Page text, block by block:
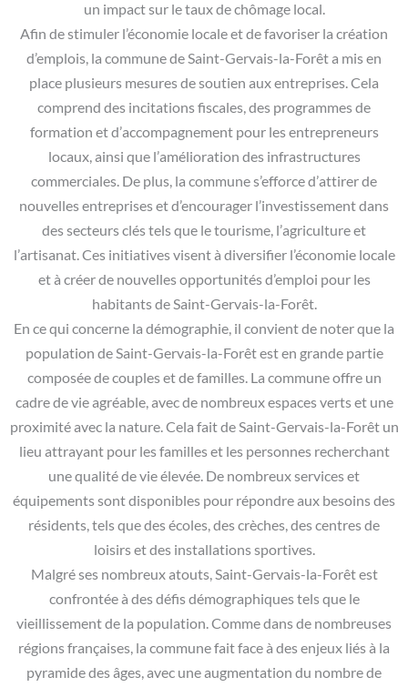
un impact sur le taux de chômage local.
Afin de stimuler l’économie locale et de favoriser la création
d’emplois, la commune de Saint-Gervais-la-Forêt a mis en
place plusieurs mesures de soutien aux entreprises. Cela
comprend des incitations fiscales, des programmes de
formation et d’accompagnement pour les entrepreneurs
locaux, ainsi que l’amélioration des infrastructures
commerciales. De plus, la commune s’efforce d’attirer de
nouvelles entreprises et d’encourager l’investissement dans
des secteurs clés tels que le tourisme, l’agriculture et
l’artisanat. Ces initiatives visent à diversifier l’économie locale
et à créer de nouvelles opportunités d’emploi pour les
habitants de Saint-Gervais-la-Forêt.
En ce qui concerne la démographie, il convient de noter que la
population de Saint-Gervais-la-Forêt est en grande partie
composée de couples et de familles. La commune offre un
cadre de vie agréable, avec de nombreux espaces verts et une
proximité avec la nature. Cela fait de Saint-Gervais-la-Forêt un
lieu attrayant pour les familles et les personnes recherchant
une qualité de vie élevée. De nombreux services et
équipements sont disponibles pour répondre aux besoins des
résidents, tels que des écoles, des crèches, des centres de
loisirs et des installations sportives.
Malgré ses nombreux atouts, Saint-Gervais-la-Forêt est
confrontée à des défis démographiques tels que le
vieillissement de la population. Comme dans de nombreuses
régions françaises, la commune fait face à des enjeux liés à la
pyramide des âges, avec une augmentation du nombre de